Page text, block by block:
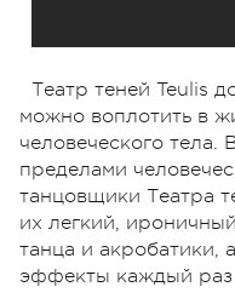
Театр теней Teulis
можно воплотить в
человеческого тела.
пределами
танцовщики Театра
их легкий,
танца и акробатики,
эффекты каждый